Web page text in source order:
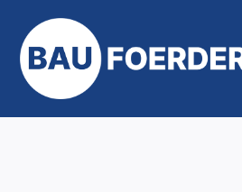
Inhalt
springen